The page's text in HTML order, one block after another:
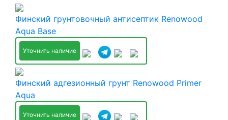
Финский грунтовочный антисептик Renowood
Aqua Base
Уточнить наличие
Финский адгезионный грунт Renowood Primer
Aqua
Уточнить наличие